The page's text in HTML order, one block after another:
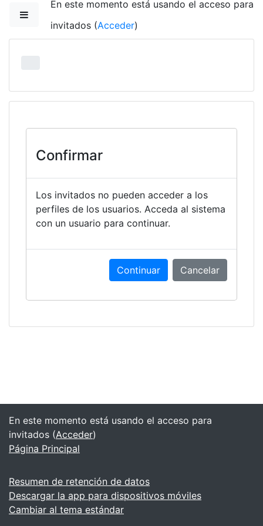
Salta al contenido principal
En este momento está usando el acceso para
invitados (Acceder)
Confirmar
Los invitados no pueden acceder a los
perfiles de los usuarios. Acceda al sistema
con un usuario para continuar.
Continuar Cancelar
En este momento está usando el acceso para
invitados (Acceder)
Página Principal
Resumen de retención de datos
Descargar la app para dispositivos móviles
Cambiar al tema estándar